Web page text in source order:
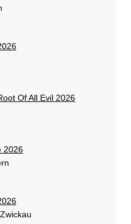
Of All Evil 2026
2026
, Zwickau